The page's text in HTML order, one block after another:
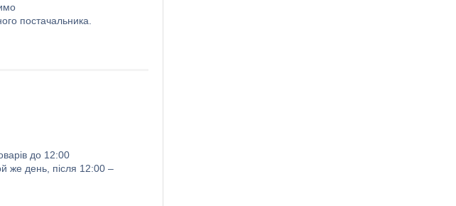
постачальника.
до 12:00
же день, після 12:00 –